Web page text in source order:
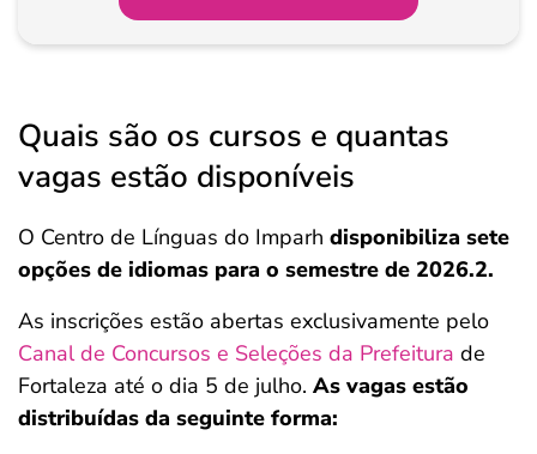
Quais são os cursos e quantas
vagas estão disponíveis
O Centro de Línguas do Imparh disponibiliza sete
opções de idiomas para o semestre de 2026.2.
As inscrições estão abertas exclusivamente pelo
Canal de Concursos e Seleções da Prefeitura de
Fortaleza até o dia 5 de julho. As vagas estão
distribuídas da seguinte forma: